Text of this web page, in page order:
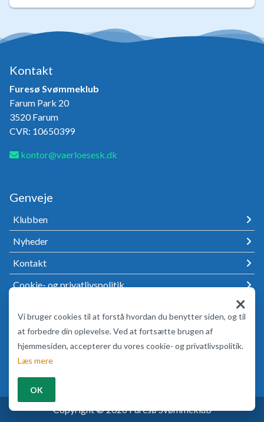
Kontakt
Furesø Svømmeklub
Farum Park 20
3520 Farum
CVR: 10650399
kontor@vaerloesesk.dk
Genveje
Klubben
Nyheder
Kontakt
Cookie- og privatlivspolitik
Følg Furesø Svømmeklub
Copyright © 2026 Furesø Svømmeklub
×
Vi bruger cookies til at forstå hvordan du benytter siden, og til
at forbedre din oplevelse. Ved at fortsætte brugen af
hjemmesiden, accepterer du vores cookie- og privatlivspolitik.
Læs mere
OK